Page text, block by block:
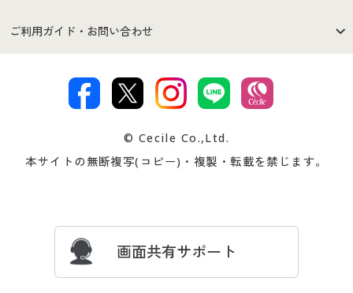
セシールご利用規約
著作権・商標について 会社案内
商品カテゴリ
プレゼント＆キャンペーン サイトマップ
ご利用ガイド・お問い合わせ
交換・返品は お支払は
ついて
忘れの場合
© Cecile Co.,Ltd.
本サイトの無断複写(コピー)・複製・転載を禁じます。
画面共有サポート